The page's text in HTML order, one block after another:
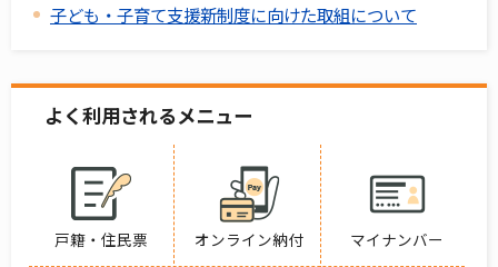
子ども・子育て支援新制度に向けた取組について
よく利用されるメニュー
戸籍・住民票 オンライン納付 マイナンバー